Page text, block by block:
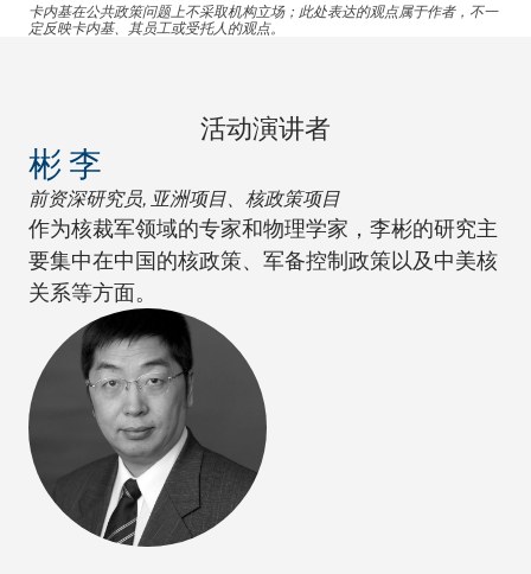
卡内基在公共政策问题上不采取机构立场；此处表达的观点属于作者，不一
定反映卡内基、其员工或受托人的观点。
活动演讲者
彬 李
前资深研究员, 亚洲项目、核政策项目
作为核裁军领域的专家和物理学家，李彬的研究主
要集中在中国的核政策、军备控制政策以及中美核
关系等方面。